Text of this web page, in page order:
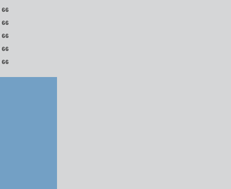
66
66
66
66
66